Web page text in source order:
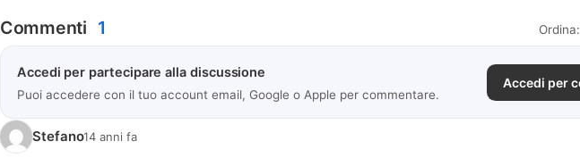
Commenti 1 Ordina:
Accedi per partecipare alla discussione
Puoi accedere con il tuo account email, Google o Apple per commentare.
Accedi per
Stefano14 anni fa